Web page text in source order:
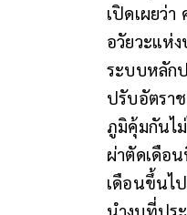
เปิดเผยว่
อวัยวะแห่
ระบบหลัก
ปรับอัตรา
ภูมิคุ้มกันไ
ผ่าตัดเดือ
เดือนขึ้นไ
นำงบที่ปร